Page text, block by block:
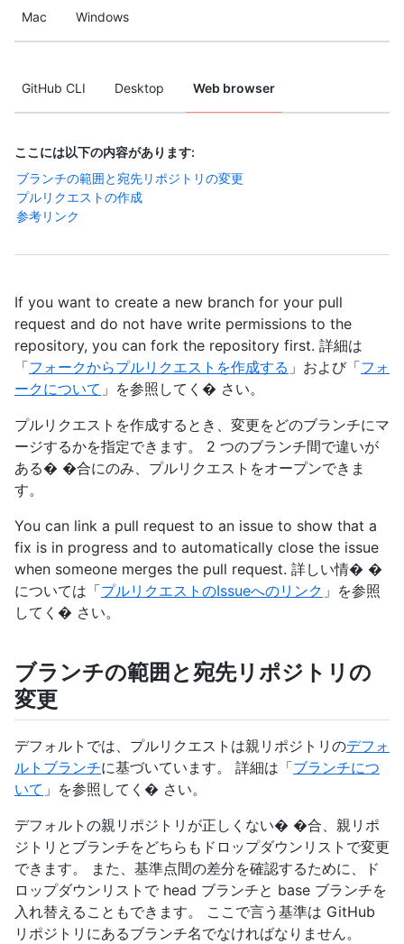
ここには以下の内容があります:
ブランチの範囲と宛先リポジトリの変更
プルリクエストの作成
参考リンク
Mac Windows
GitHub CLI Desktop Web browser
If you want to create a new branch for your pull
request and do not have write permissions to the
repository, you can fork the repository first. 詳細は
「フォークからプルリクエストを作成する 」および「フォ
ークについて 」を参照してく� さい。
プルリクエストを作成するとき、変更をどのブランチにマ
ージするかを指定できます。 2 つのブランチ間で違いが
ある� �合にのみ、プルリクエストをオープンできま
す。
You can link a pull request to an issue to show that a
fix is in progress and to automatically close the issue
when someone merges the pull request. 詳しい情� �
については「プルリクエストのIssueへのリンク 」を参照
してく� さい。
ブランチの範囲と宛先リポジトリの
変更
デフォルトでは、プルリクエストは親リポジトリのデフォ
ルトブランチに基づいています。 詳細は「ブランチにつ
いて 」を参照してく� さい。
デフォルトの親リポジトリが正しくない� �合、親リポ
ジトリとブランチをどちらもドロップダウンリストで変更
できます。 また、基準点間の差分を確認するために、ド
ロップダウンリストで head ブランチと base ブランチを
入れ替えることもできます。 ここで言う基準は GitHub
リポジトリにあるブランチ名でなければなりません。